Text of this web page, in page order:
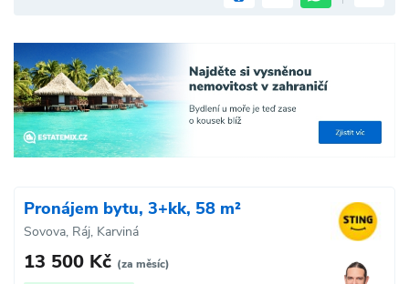
Pronájem bytu, 3+kk, 58 m²
Sovova, Ráj, Karviná
13 500 Kč (za měsíc)